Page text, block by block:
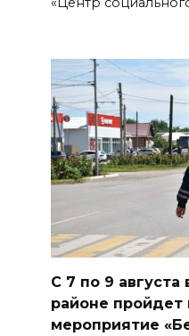
07 августа 2026
Меры
07 августа 2026
На Дону
период ЕДГ-
07 августа 2026
В Ростове
Садовой, 94,
С 7 по 9 августа
районе пройдет
мероприятие